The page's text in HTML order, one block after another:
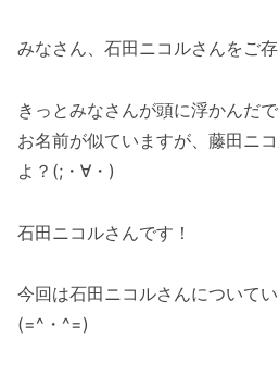
みなさん、石田ニコルさんをご
きっとみなさんが頭に浮かんだ
お名前が似ていますが、藤田ニ
よ？(;・∀・)
石田ニコルさんです！
今回は石田ニコルさんについて
(=^・^=)